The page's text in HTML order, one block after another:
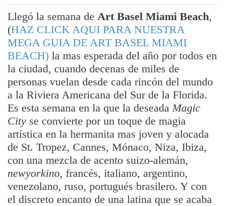
Llegó la semana de Art Basel Miami Beach,
(HAZ CLICK AQUI PARA NUESTRA
MEGA GUIA DE ART BASEL MIAMI
BEACH) la mas esperada del año por todos en
la ciudad, cuando decenas de miles de
personas vuelan desde cada rincón del mundo
a la Riviera Americana del Sur de la Florida.
Es esta semana en la que la deseadaMagic
City se convierte por un toque de magia
artística en la hermanita mas joven y alocada
de St. Tropez, Cannes, Mónaco, Niza, Ibiza,
con una mezcla de acento suizo-alemán,
newyorkino, francés, italiano, argentino,
venezolano, ruso, portugués brasilero. Y con
el discreto encanto de una latina que se acaba